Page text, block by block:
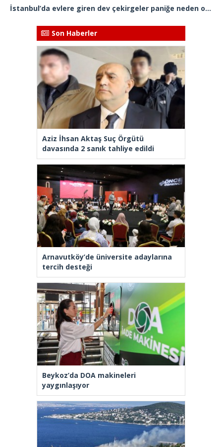
İstanbul’da evlere giren dev çekirgeler paniğe neden oldu
Son Haberler
Aziz İhsan Aktaş Suç Örgütü
davasında 2 sanık tahliye edildi
Arnavutköy’de üniversite adaylarına
tercih desteği
Beykoz’da DOA makineleri
yaygınlaşıyor